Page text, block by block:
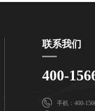
联系我们
400-
手机：400-